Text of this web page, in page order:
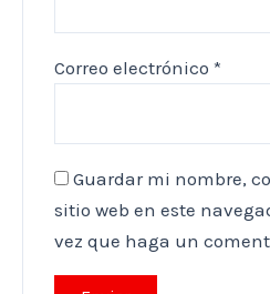
Correo electrónico*
Guardar mi nombre,
sitio web en este
vez que haga un